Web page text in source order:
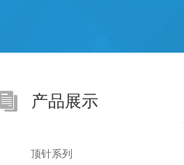
产品展示
顶针系列